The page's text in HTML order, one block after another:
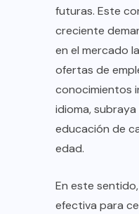
futuras. Este
creciente
en el mercado
ofertas de
conocimientos
idioma,
educación de
edad.
En este
efectiva para